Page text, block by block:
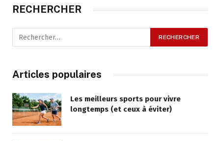
RECHERCHER
Articles populaires
Les meilleurs sports pour vivre
longtemps (et ceux à éviter)